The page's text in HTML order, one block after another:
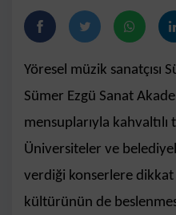
Yöresel müzik sanatçısı
Sümer Ezgü Sanat
mensuplarıyla
Üniversiteler ve
verdiği konserlere dikkat
kültürünün de